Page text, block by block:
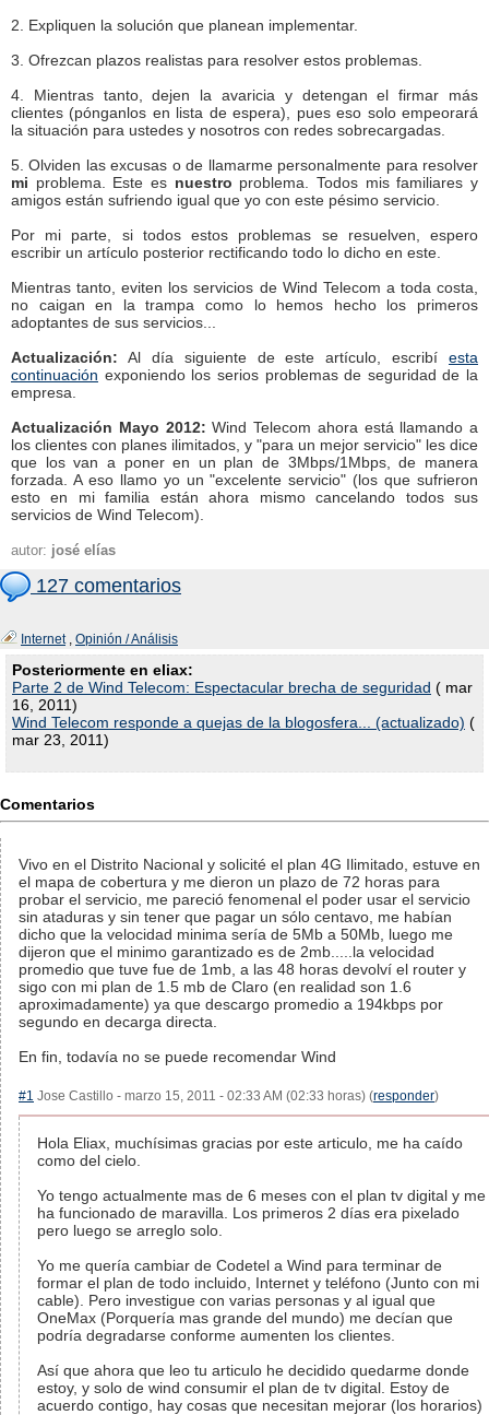
2. Expliquen la solución que planean implementar.
3. Ofrezcan plazos realistas para resolver estos problemas.
4. Mientras tanto, dejen la avaricia y detengan el firmar más
clientes (pónganlos en lista de espera), pues eso solo empeorará
la situación para ustedes y nosotros con redes sobrecargadas.
5. Olviden las excusas o de llamarme personalmente para resolver
mi problema. Este es nuestro problema. Todos mis familiares y
amigos están sufriendo igual que yo con este pésimo servicio.
Por mi parte, si todos estos problemas se resuelven, espero
escribir un artículo posterior rectificando todo lo dicho en este.
Mientras tanto, eviten los servicios de Wind Telecom a toda costa,
no caigan en la trampa como lo hemos hecho los primeros
adoptantes de sus servicios...
Actualización: Al día siguiente de este artículo, escribí esta
continuación exponiendo los serios problemas de seguridad de la
empresa.
Actualización Mayo 2012: Wind Telecom ahora está llamando a
los clientes con planes ilimitados, y "para un mejor servicio" les dice
que los van a poner en un plan de 3Mbps/1Mbps, de manera
forzada. A eso llamo yo un "excelente servicio" (los que sufrieron
esto en mi familia están ahora mismo cancelando todos sus
servicios de Wind Telecom).
autor: josé elías
127 comentarios
Internet, Opinión / Análisis
Posteriormente en eliax:
Parte 2 de Wind Telecom: Espectacular brecha de seguridad ( mar
16, 2011)
Wind Telecom responde a quejas de la blogosfera... (actualizado) (
mar 23, 2011)
Comentarios
Vivo en el Distrito Nacional y solicité el plan 4G Ilimitado, estuve en
el mapa de cobertura y me dieron un plazo de 72 horas para
probar el servicio, me pareció fenomenal el poder usar el servicio
sin ataduras y sin tener que pagar un sólo centavo, me habían
dicho que la velocidad minima sería de 5Mb a 50Mb, luego me
dijeron que el minimo garantizado es de 2mb.....la velocidad
promedio que tuve fue de 1mb, a las 48 horas devolví el router y
sigo con mi plan de 1.5 mb de Claro (en realidad son 1.6
aproximadamente) ya que descargo promedio a 194kbps por
segundo en decarga directa.
En fin, todavía no se puede recomendar Wind
#1 Jose Castillo - marzo 15, 2011 - 02:33 AM (02:33 horas) (responder)
Hola Eliax, muchísimas gracias por este articulo, me ha caído
como del cielo.
Yo tengo actualmente mas de 6 meses con el plan tv digital y me
ha funcionado de maravilla. Los primeros 2 días era pixelado
pero luego se arreglo solo.
Yo me quería cambiar de Codetel a Wind para terminar de
formar el plan de todo incluido, Internet y teléfono (Junto con mi
cable). Pero investigue con varias personas y al igual que
OneMax (Porquería mas grande del mundo) me decían que
podría degradarse conforme aumenten los clientes.
Así que ahora que leo tu articulo he decidido quedarme donde
estoy, y solo de wind consumir el plan de tv digital. Estoy de
acuerdo contigo, hay cosas que necesitan mejorar (los horarios)